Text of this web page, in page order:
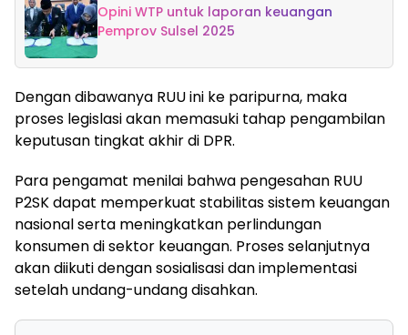
Opini WTP untuk laporan keuangan
Pemprov Sulsel 2025
Dengan dibawanya RUU ini ke paripurna, maka
proses legislasi akan memasuki tahap pengambilan
keputusan tingkat akhir di DPR.
Para pengamat menilai bahwa pengesahan RUU
P2SK dapat memperkuat stabilitas sistem keuangan
nasional serta meningkatkan perlindungan
konsumen di sektor keuangan. Proses selanjutnya
akan diikuti dengan sosialisasi dan implementasi
setelah undang-undang disahkan.